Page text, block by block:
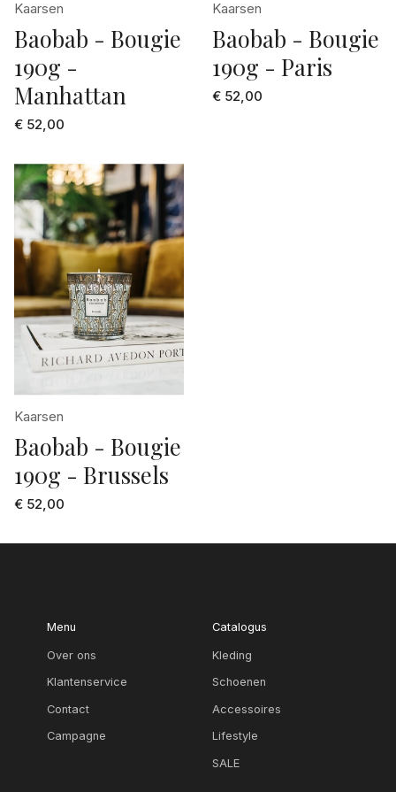
Kaarsen
Baobab - Bougie
190g -
Manhattan
€ 52,00
Kaarsen
Baobab - Bougie
190g - Paris
€ 52,00
Kaarsen
Baobab - Bougie
190g - Brussels
€ 52,00
Menu
Over ons
Klantenservice
Contact
Campagne
Catalogus
Kleding
Schoenen
Accessoires
Lifestyle
SALE